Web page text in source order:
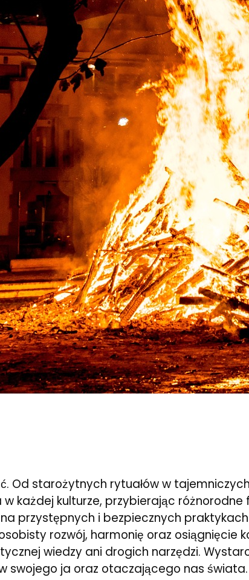
Od starożytnych rytuałów w
każdej kulturze, przybierając różnorodne
przystępnych i bezpiecznych
rozwój, harmonię oraz osiągnięcie
wiedzy ani drogich narzędzi.
swojego ja oraz otaczającego nas